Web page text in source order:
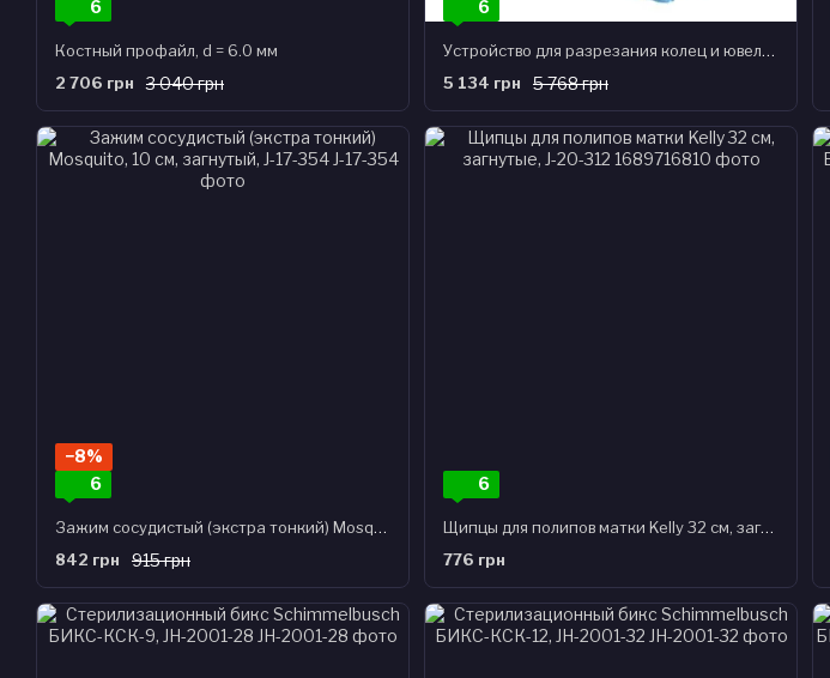
6
Костный профайл, d = 6.0 мм
3 040 грн
2 706 грн
6
Устройство для разрезания колец и ювелирных изделий при травмах и отеках пальцев рук
5 768 грн
5 134 грн
−8%
6
Зажим сосудистый (экстра тонкий) Mosquito, 10 см, загнутый, J-17-354
915 грн
842 грн
6
Щипцы для полипов матки Kelly 32 cм, загнутые, J-20-312
776 грн